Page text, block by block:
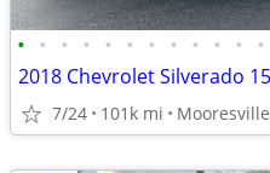
• • • • • • • • • • • •
7/24 101k mi Mooresville